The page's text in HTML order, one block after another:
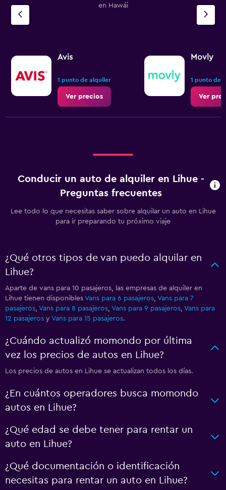
en Hawái
Avis
1 punto de alquiler
Ver precios
Movly
1 punto de
Ver
Conducir un auto de alquiler en Lihue -
Preguntas frecuentes
Lee todo lo que necesitas saber sobre alquilar un auto en Lihue
para ir preparando tu próximo viaje
¿Qué otros tipos de van puedo alquilar en
Lihue?
Aparte de vans para 10 pasajeros, las empresas de alquiler en
Lihue tienen disponibles Vans para 6 pasajeros, Vans para 7
pasajeros, Vans para 8 pasajeros, Vans para 9 pasajeros, Vans para
12 pasajeros y Vans para 15 pasajeros.
¿Cuándo actualizó momondo por última
vez los precios de autos en Lihue?
Los precios de autos en Lihue se actualizan todos los días.
¿En cuántos operadores busca momondo
autos en Lihue?
¿Qué edad se debe tener para rentar un
auto en Lihue?
¿Qué documentación o identificación
necesitas para rentar un auto en Lihue?